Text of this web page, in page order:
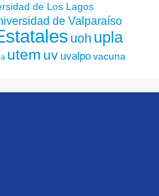
de Los Lagos
de Valparaíso
uoh upla
utem uv uvalpo vacuna